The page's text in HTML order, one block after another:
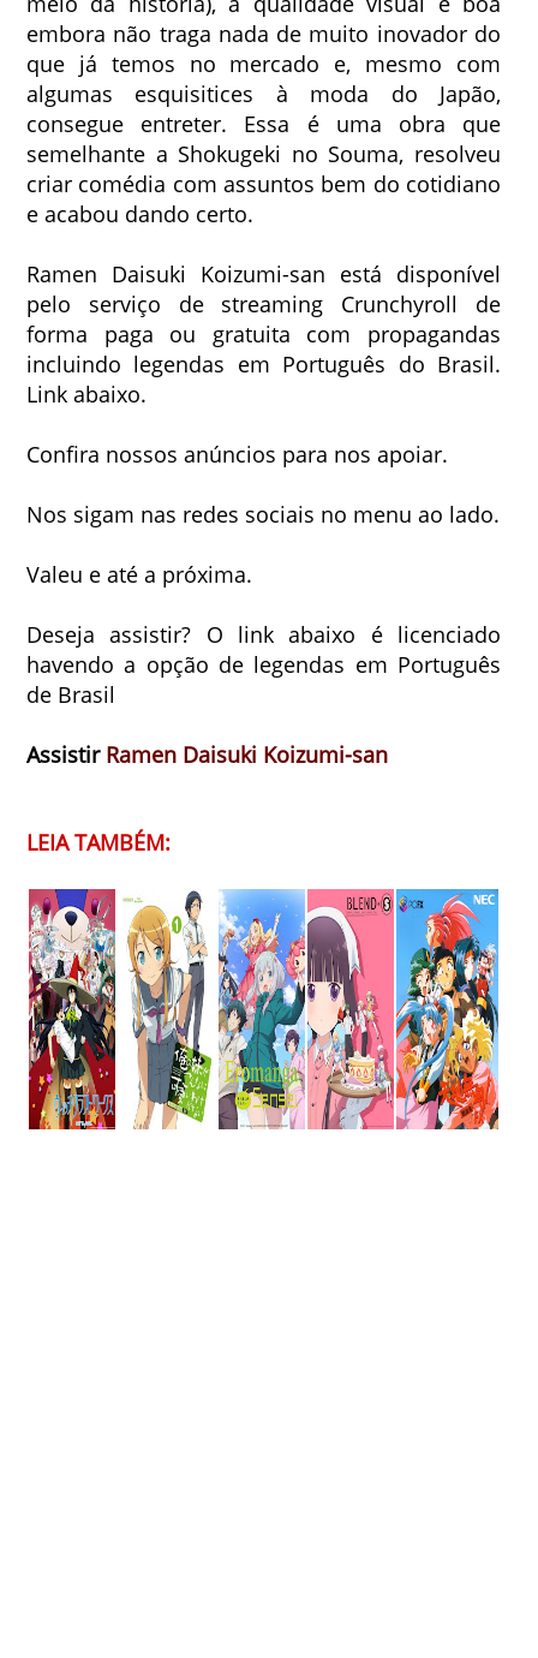
embora não traga nada de muito inovador do
que já temos no mercado e, mesmo com
algumas esquisitices à moda do Japão,
consegue entreter. Essa é uma obra que
semelhante a Shokugeki no Souma, resolveu
criar comédia com assuntos bem do cotidiano
e acabou dando certo.
Ramen Daisuki Koizumi-san está disponível
pelo serviço de streaming Crunchyroll de
forma paga ou gratuita com propagandas
incluindo legendas em Português do Brasil.
Link abaixo.
Confira nossos anúncios para nos apoiar.
Nos sigam nas redes sociais no menu ao lado.
Valeu e até a próxima.
Deseja assistir? O link abaixo é licenciado
havendo a opção de legendas em Português
de Brasil
Assistir Ramen Daisuki Koizumi-san
LEIA TAMBÉM: